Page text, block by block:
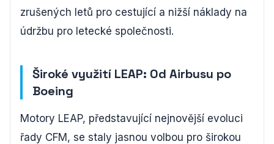
zrušených letů pro cestující a nižší náklady na
údržbu pro letecké společnosti.
Široké využití LEAP: Od Airbusu po
Boeing
Motory LEAP, představující nejnovější evoluci
řady CFM, se staly jasnou volbou pro širokou